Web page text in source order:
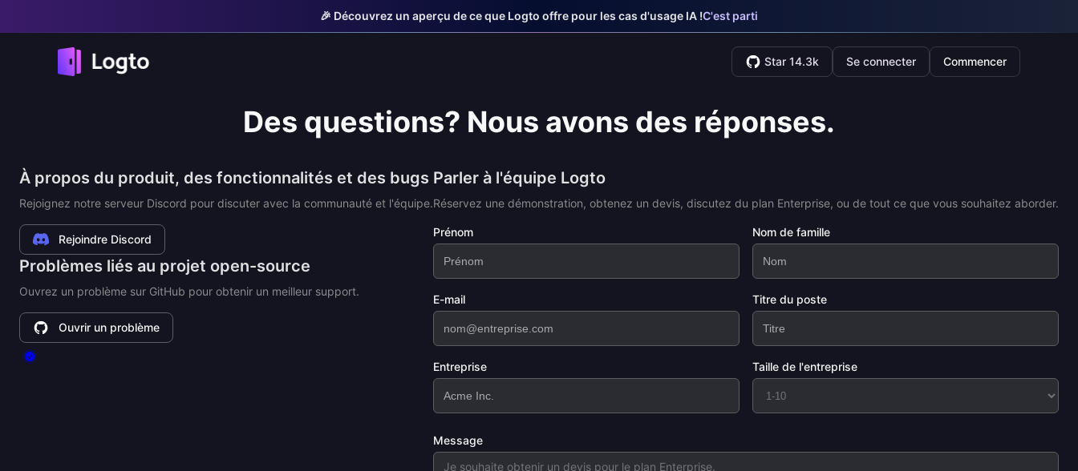
🎉 Découvrez un aperçu de ce que Logto offre pour les cas d'usage IA !C'est parti
Star 14.3k Se connecter Commencer
Des questions? Nous avons des réponses.
À propos du produit, des fonctionnalités et des bugs
Rejoignez notre serveur Discord pour discuter avec la communauté et l'équipe.
Rejoindre Discord
Problèmes liés au projet open-source
Ouvrez un problème sur GitHub pour obtenir un meilleur support.
Ouvrir un problème
Parler à l'équipe Logto
Réservez une démonstration, obtenez un devis, discutez du plan Enterprise, ou de tout ce que vous souhaitez aborder.
Prénom Nom de famille
E-mail Titre du poste
Entreprise Taille de l'entreprise
Message